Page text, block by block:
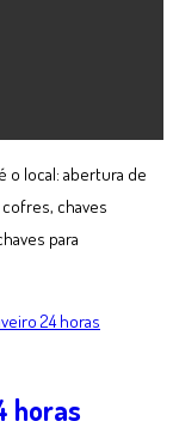
o local: abertura de
chaves
para
horas